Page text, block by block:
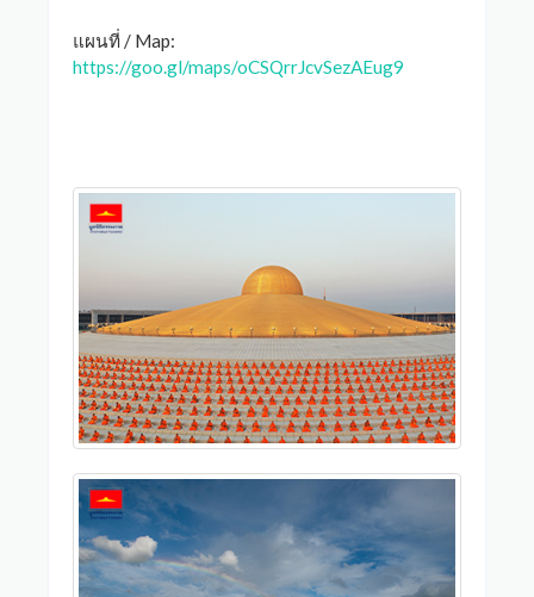
แผนที่ / Map:
https://goo.gl/maps/oCSQrrJcvSezAEug9